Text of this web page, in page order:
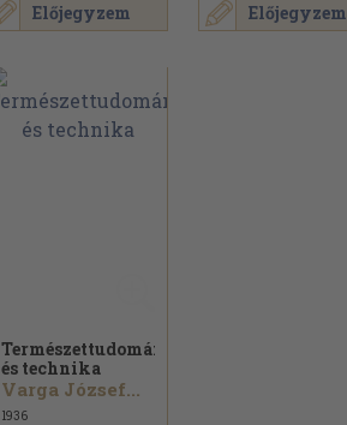
Előjegyzem Előjegyzem
Természettudomány
és technika
Varga József...
1936